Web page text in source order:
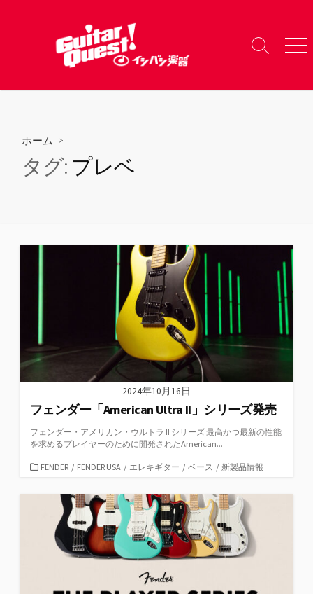
へ
検
り
メ
ー
ホーム >
タグ: プレベ
2024年10月16日
フェンダー「American Ultra II」シリーズ発売
フェンダー・アメリカン・ウルトラ II シリーズ 最高かつ最新の性能
を求めるプレイヤーのために開発されたAmerican...
カ
ゴ
FENDER / FENDER USA / エレキギター / ベース / 新製品情報